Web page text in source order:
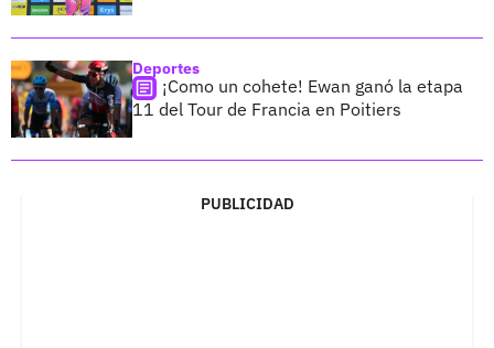
Deportes
¡Como un cohete! Ewan ganó la etapa
11 del Tour de Francia en Poitiers
PUBLICIDAD